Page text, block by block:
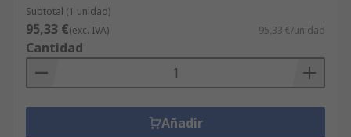
Subtotal (1 unidad)
95,33 €(exc. IVA) 95,33 €/unidad
Cantidad
Añadir